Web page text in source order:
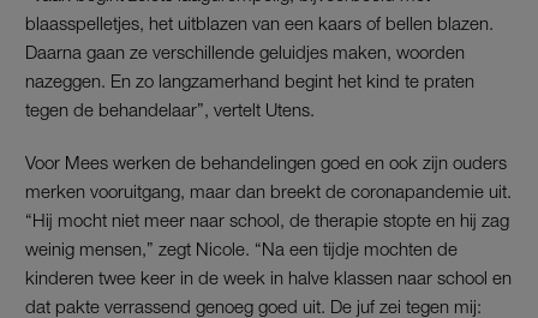
blaasspelletjes, het uitblazen van een kaars of bellen blazen.
Daarna gaan ze verschillende geluidjes maken, woorden
nazeggen. En zo langzamerhand begint het kind te praten
tegen de behandelaar”, vertelt Utens.
Voor Mees werken de behandelingen goed en ook zijn ouders
merken vooruitgang, maar dan breekt de coronapandemie uit.
“Hij mocht niet meer naar school, de therapie stopte en hij zag
weinig mensen,” zegt Nicole. “Na een tijdje mochten de
kinderen twee keer in de week in halve klassen naar school en
dat pakte verrassend genoeg goed uit. De juf zei tegen mij: